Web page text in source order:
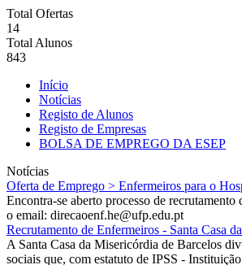
Total Ofertas
14
Total Alunos
843
Início
Notícias
Registo de Alunos
Registo de Empresas
BOLSA DE EMPREGO DA ESEP
Notícias
Oferta de Emprego > Enfermeiros para o
Encontra-se aberto processo de
o email: direcaoenf.he@ufp.edu.pt
Recrutamento de Enfermeiros - Santa Casa
A Santa Casa da Misericórdia de Barcelos
sociais que, com estatuto de IPSS -